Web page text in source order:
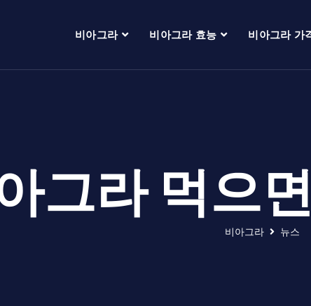
비아그라 비아그라 효능 비아그라 가
그라 먹으
비아그라 뉴스